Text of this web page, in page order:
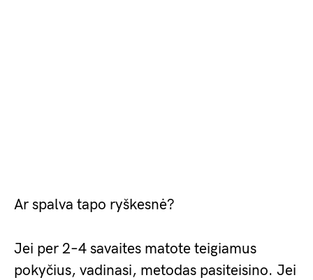
Ar spalva tapo ryškesnė?
Jei per 2–4 savaites matote teigiamus
pokyčius, vadinasi, metodas pasiteisino. Jei